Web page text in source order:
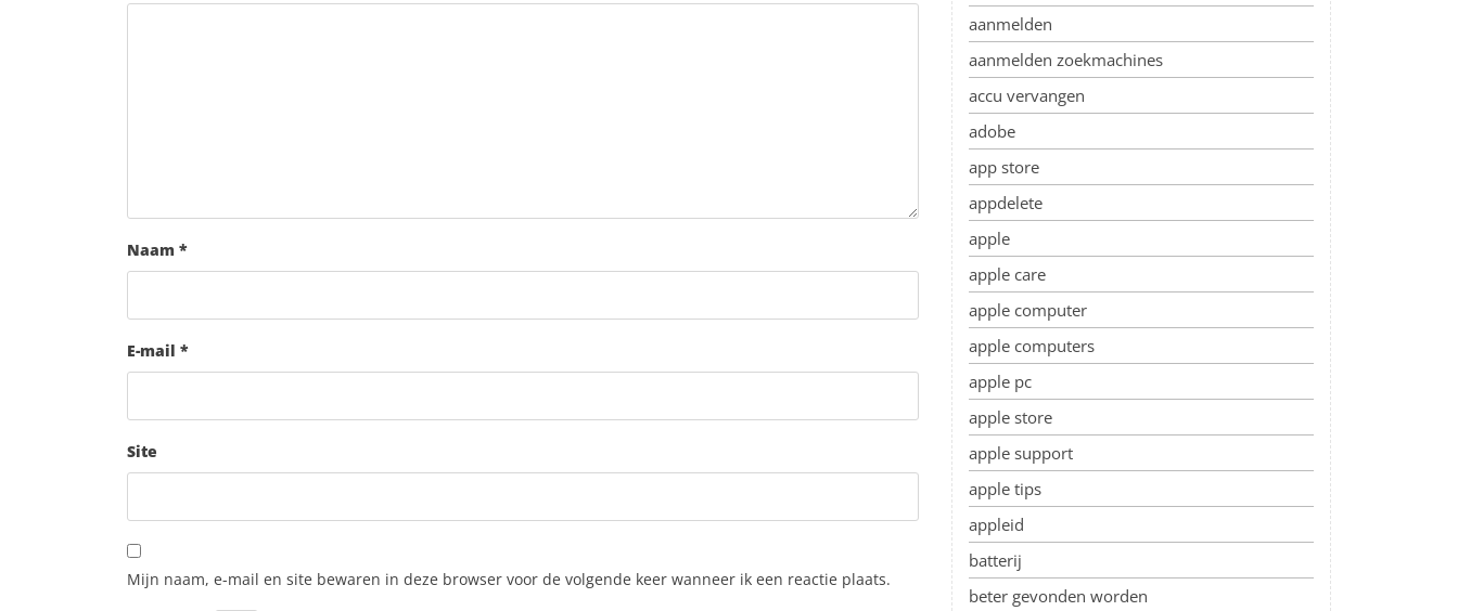
Naam *
E-mail *
Site
Mijn naam, e-mail en site bewaren in deze browser voor de volgende keer wanneer ik een reactie plaats.
aanmelden
aanmelden zoekmachines
accu vervangen
adobe
app store
appdelete
apple
apple care
apple computer
apple computers
apple pc
apple store
apple support
apple tips
appleid
batterij
beter gevonden worden